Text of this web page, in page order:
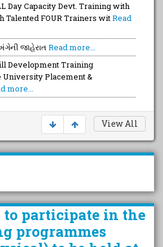
Day Capacity Devt. Training with
Talented FOUR Trainers witRead
જાહેરાત Read more...
Development Training
Placement &
more...
View All
પહેલનું
૨૦૨૦-૨૦૨૫)
participate in the
programmes